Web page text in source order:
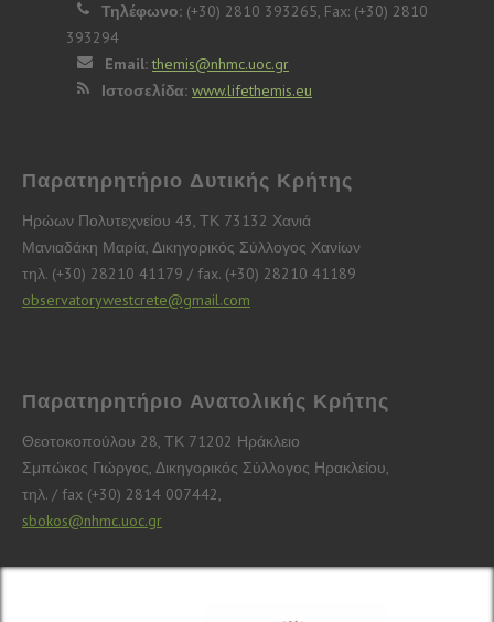
Τηλέφωνο: (+30) 2810 393265, Fax: (+30) 2810
393294
Email: themis@nhmc.uoc.gr
Ιστοσελίδα: www.lifethemis.eu
Παρατηρητήριο Δυτικής Κρήτης
Ηρώων Πολυτεχνείου 43, ΤΚ 73132 Χανιά
Μανιαδάκη Μαρία, Δικηγορικός Σύλλογος Χανίων
τηλ. (+30) 28210 41179 / fax. (+30) 28210 41189
observatorywestcrete@gmail.com
Παρατηρητήριο Ανατολικής Κρήτης
Θεοτοκοπούλου 28, ΤΚ 71202 Ηράκλειο
Σμπώκος Γιώργος, Δικηγορικός Σύλλογος Ηρακλείου,
τηλ. / fax (+30) 2814 007442,
sbokos@nhmc.uoc.gr